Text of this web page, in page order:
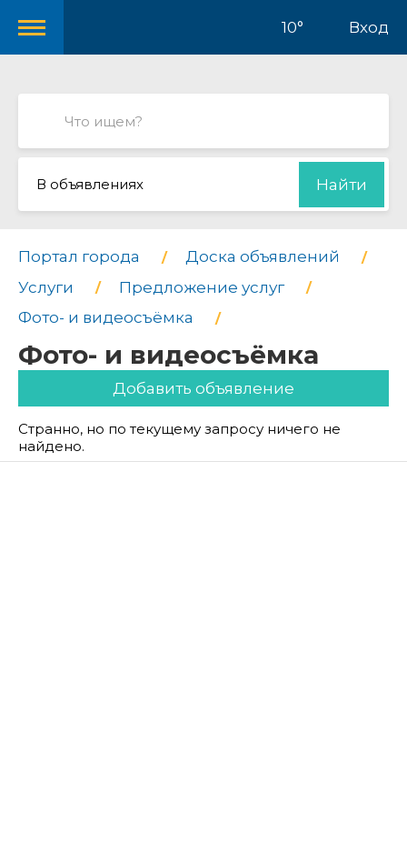
10° Вход
В объявлениях Найти
Портал города
Доска объявлений
Услуги
Предложение услуг
Фото- и видеосъёмка
Фото- и видеосъёмка
Добавить объявление
Странно, но по текущему запросу ничего не
найдено.